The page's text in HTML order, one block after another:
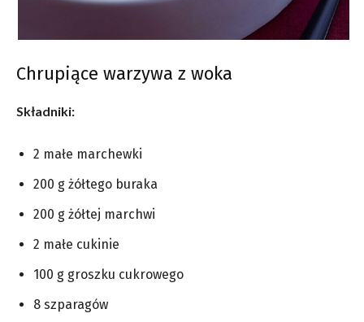
Chrupiące warzywa z woka
Składniki:
2 małe marchewki
200 g żółtego buraka
200 g żółtej marchwi
2 małe cukinie
100 g groszku cukrowego
8 szparagów